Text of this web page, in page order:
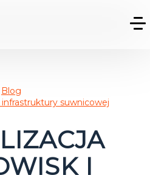
Blog
suwnicowej
I